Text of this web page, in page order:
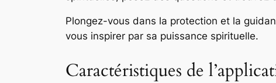
Plongez-vous dans la protection et la
vous inspirer par sa puissance spirituelle.
Caractéristiques de